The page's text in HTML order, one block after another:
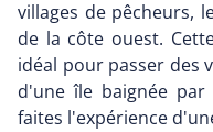
villages de pêcheurs,
de la côte ouest.
idéal pour passer des
d'une île baignée par
faites l'expérience